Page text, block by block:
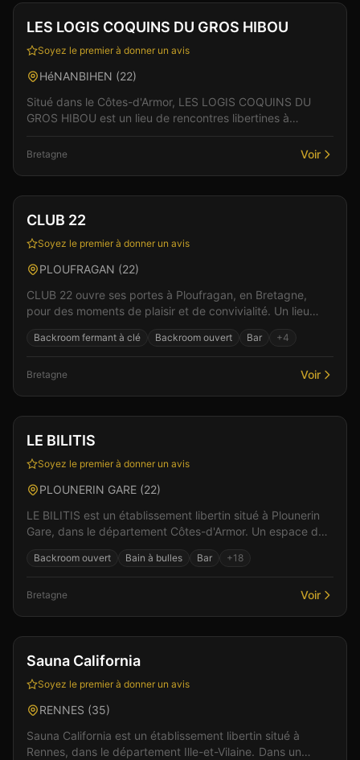
LES LOGIS COQUINS DU GROS HIBOU
Soyez le premier à donner un avis
HéNANBIHEN (22)
Situé dans le Côtes-d'Armor, LES LOGIS COQUINS DU
GROS HIBOU est un lieu de rencontres libertines à
Bretagne Voir
Club Sauna +2
CLUB 22
Soyez le premier à donner un avis
PLOUFRAGAN (22)
CLUB 22 ouvre ses portes à Ploufragan, en Bretagne,
pour des moments de plaisir et de convivialité. Un lieu
Backroom fermant à clé Backroom ouvert Bar +4
Bretagne Voir
Club Sauna +4
LE BILITIS
Soyez le premier à donner un avis
PLOUNERIN GARE (22)
LE BILITIS est un établissement libertin situé à Plounerin
Gare, dans le département Côtes-d'Armor. Un espace de
Backroom ouvert Bain à bulles Bar +18
Bretagne Voir
Club Sauna +5
Sauna California
Soyez le premier à donner un avis
RENNES (35)
Sauna California est un établissement libertin situé à
Rennes, dans le département Ille-et-Vilaine. Dans un